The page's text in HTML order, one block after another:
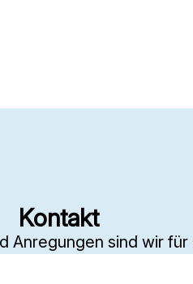
Kontakt
Anregungen sind wir